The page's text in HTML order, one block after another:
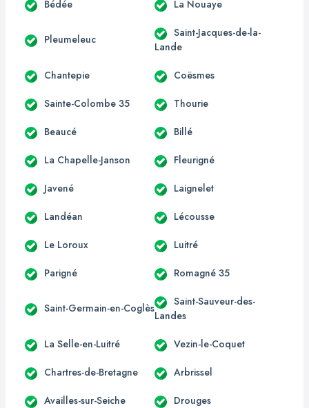
Bédée La Nouaye
Pleumeleuc
Saint-Jacques-de-la-
Lande
Chantepie Coësmes
Sainte-Colombe 35 Thourie
Beaucé Billé
La Chapelle-Janson Fleurigné
Javené Laignelet
Landéan Lécousse
Le Loroux Luitré
Parigné Romagné 35
Saint-Germain-en-Coglès
Saint-Sauveur-des-
Landes
La Selle-en-Luitré Vezin-le-Coquet
Chartres-de-Bretagne Arbrissel
Availles-sur-Seiche Drouges